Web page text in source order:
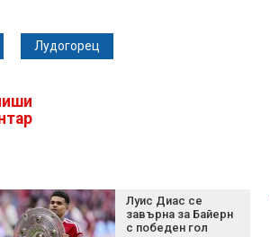
Лудогорец
Луис Диас се
завърна за Байерн
с победен гол
Green Day пусна
денонощен канал в